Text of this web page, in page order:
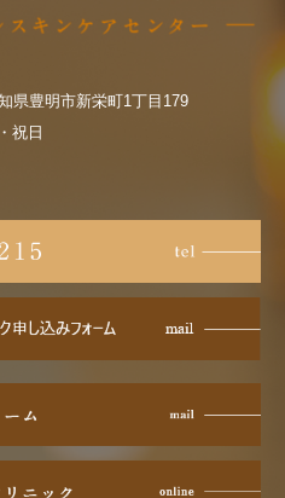
県豊明市新栄町1丁目179
祝日